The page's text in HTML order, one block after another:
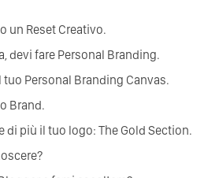
un Reset Creativo.
devi fare Personal Branding.
tuo Personal Branding Canvas.
Brand.
di più il tuo logo: The Gold Section.